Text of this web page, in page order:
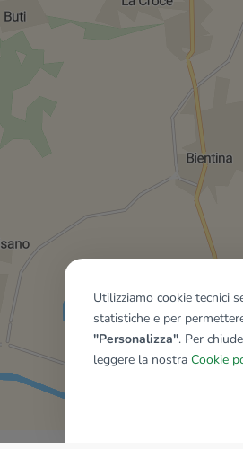
Utilizziamo cookie tecnici
statistiche e per
"Personalizza". Per
leggere la nostra Cookie